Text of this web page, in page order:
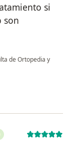
si
son
de Ortopedia y